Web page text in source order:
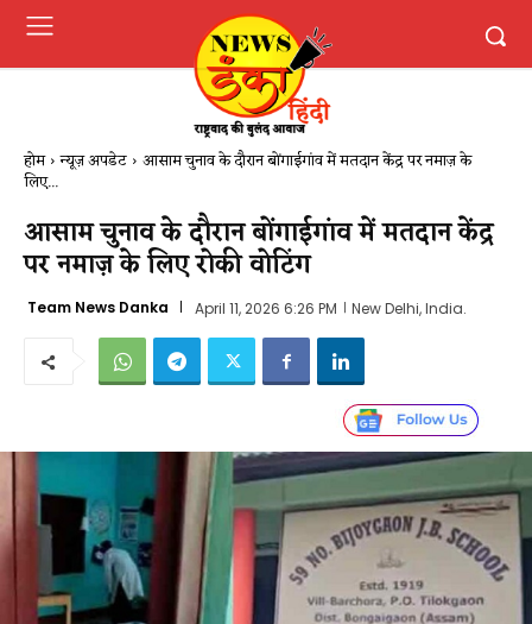
होम न्यूज़ अपडेट आसाम चुनाव के दौरान बोंगाईगांव में मतदान केंद्र पर नमाज़ के
लिए...
आसाम चुनाव के दौरान बोंगाईगांव में मतदान केंद्र
पर नमाज़ के लिए रोकी वोटिंग
Team News Danka April 11, 2026 6:26 PM New Delhi, India.